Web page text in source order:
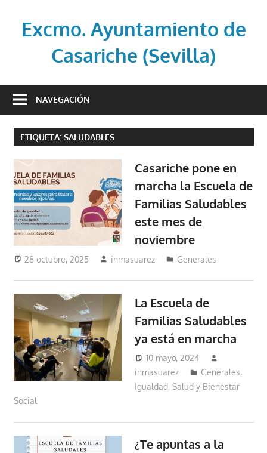
contenidoExcmo. Ayuntamiento de
Casariche (Sevilla)
oficial
Ayuntamiento
de
Casariche
(Sevilla)
NAVEGACIÓN
ETIQUETA: SALUDABLES
Casariche pone en
marcha la Escuela de
Familias Saludables
este mes de
noviembre
28 octubre, 2025 inmasuarez Generales
La Escuela de
Familias Saludables
ya está en marcha
10 mayo, 2024
inmasuarez
Generales,
Igualdad, Salud y Bienestar
Social
¿Te apuntas a la